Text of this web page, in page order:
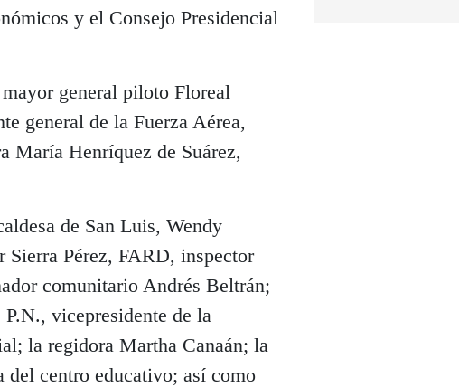
y el Consejo Presidencial
general piloto Floreal
general de la Fuerza Aérea,
María Henríquez de Suárez,
de San Luis, Wendy
Sierra Pérez, FARD, inspector
comunitario Andrés Beltrán;
vicepresidente de la
la regidora Martha Canaán; la
centro educativo; así como